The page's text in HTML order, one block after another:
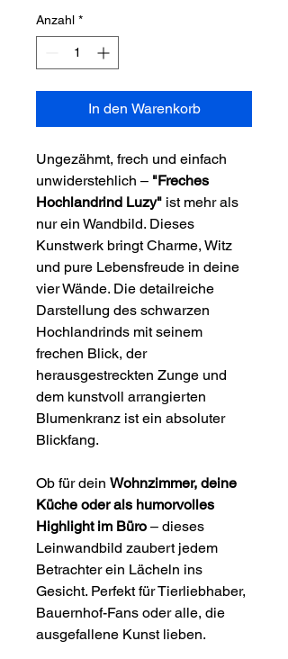
Anzahl *
In den Warenkorb
Ungezähmt, frech und einfach
unwiderstehlich – "Freches
Hochlandrind Luzy" ist mehr als
nur ein Wandbild. Dieses
Kunstwerk bringt Charme, Witz
und pure Lebensfreude in deine
vier Wände. Die detailreiche
Darstellung des schwarzen
Hochlandrinds mit seinem
frechen Blick, der
herausgestreckten Zunge und
dem kunstvoll arrangierten
Blumenkranz ist ein absoluter
Blickfang.
Ob für dein Wohnzimmer, deine
Küche oder als humorvolles
Highlight im Büro – dieses
Leinwandbild zaubert jedem
Betrachter ein Lächeln ins
Gesicht. Perfekt für Tierliebhaber,
Bauernhof-Fans oder alle, die
ausgefallene Kunst lieben.